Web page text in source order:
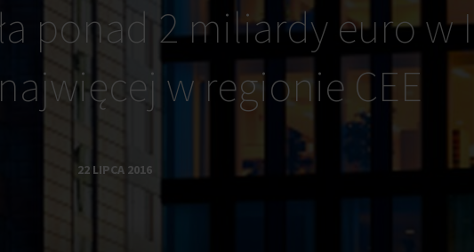
ponad 2 miliardy euro w I
w regionie CEE
22 LIPCA 2016